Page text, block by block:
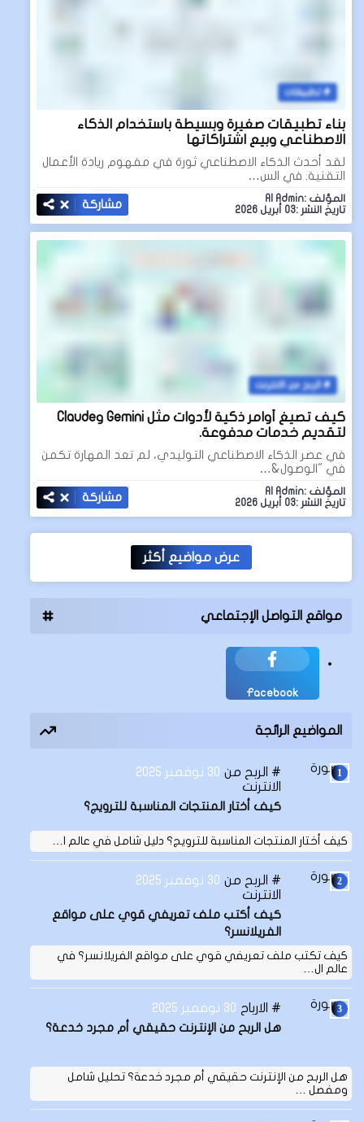
تطبيقات
بناء تطبيقات صغيرة وبسيطة باستخدام الذكاء
الاصطناعي وبيع اشتراكاتها
لقد أحدث الذكاء الاصطناعي ثورة في مفهوم ريادة الأعمال
التقنية. في الس…
المؤلف :AI Admin
تاريخ النشر :03 أبريل 2026
مشاركة
الربح من الانترنت
كيف تصيغ أوامر ذكية لأدوات مثل Gemini وClaude
لتقديم خدمات مدفوعة.
في عصر الذكاء الاصطناعي التوليدي، لم تعد المهارة تكمن
في "الوصول&…
المؤلف :AI Admin
تاريخ النشر :03 أبريل 2026
مشاركة
عرض مواضيع أكثر
مواقع التواصل الإجتماعي
Facebook
المواضيع الرائجة
الربح من
الانترنت
30 نوفمبر 2025
كيف أختار المنتجات المناسبة للترويج؟
كيف أختار المنتجات المناسبة للترويج؟ دليل شامل في عالم ا…
الربح من
الانترنت
30 نوفمبر 2025
كيف أكتب ملف تعريفي قوي على مواقع
الفريلانسر؟
كيف تكتب ملف تعريفي قوي على مواقع الفريلانسر؟ في
عالم ال…
الارباح 30 نوفمبر 2025
هل الربح من الإنترنت حقيقي أم مجرد خدعة؟
هل الربح من الإنترنت حقيقي أم مجرد خدعة؟ تحليل شامل
ومفصل …